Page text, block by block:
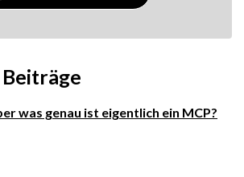
was genau ist eigentlich ein MCP?